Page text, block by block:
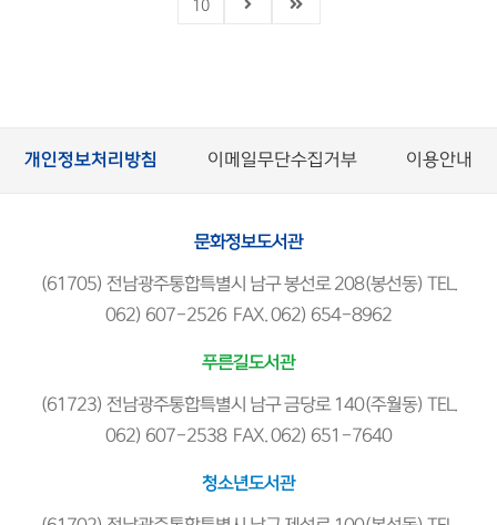
10
개인정보처리방침 이메일무단수집거부 이용안내
문화정보도서관
(61705) 전남광주통합특별시 남구 봉선로 208(봉선동) TEL.
062) 607-2526 FAX. 062) 654-8962
푸른길도서관
(61723) 전남광주통합특별시 남구 금당로 140(주월동) TEL.
062) 607-2538 FAX. 062) 651-7640
청소년도서관